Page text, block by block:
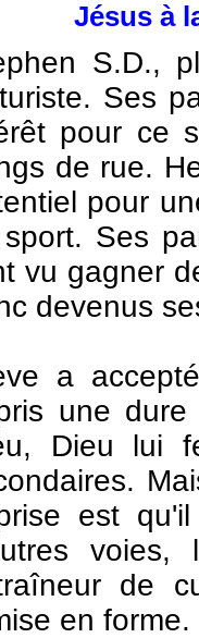
à la
S.D.,
Ses
pour ce
de rue.
pour
Ses
vu gagner
devenus
a
une
Dieu lui
est
de
en forme.